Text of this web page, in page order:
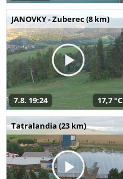
JANOVKY - Zuberec (8 km)
7.8. 19:24 17,7 °C
Tatralandia (23 km)